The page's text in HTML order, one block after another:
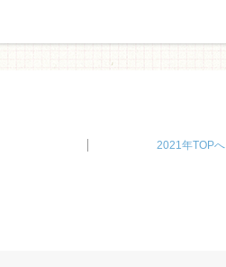
2021年TOPへ